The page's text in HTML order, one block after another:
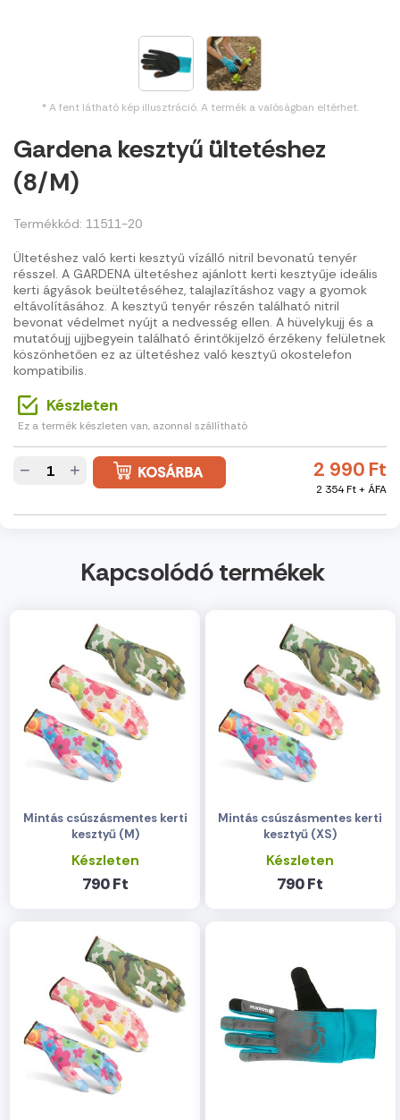
* A fent látható kép illusztráció. A termék a valóságban eltérhet.
Gardena kesztyű ültetéshez
(8/M)
Termékkód: 11511-20
Ültetéshez való kerti kesztyű vízálló nitril bevonatú tenyér
résszel. A GARDENA ültetéshez ajánlott kerti kesztyűje ideális
kerti ágyások beültetéséhez, talajlazításhoz vagy a gyomok
eltávolításához. A kesztyű tenyér részén található nitril
bevonat védelmet nyújt a nedvesség ellen. A hüvelykujj és a
mutatóujj ujjbegyein található érintőkijelző érzékeny felületnek
köszönhetően ez az ültetéshez való kesztyű okostelefon
kompatibilis.
Készleten
Ez a termék készleten van, azonnal szállítható
2 990 Ft
2 354 Ft + ÁFA
− +
Kapcsolódó termékek
Mintás csúszásmentes kerti
kesztyű (M)
Készleten
790 Ft
Mintás csúszásmentes kerti
kesztyű (XS)
Készleten
790 Ft